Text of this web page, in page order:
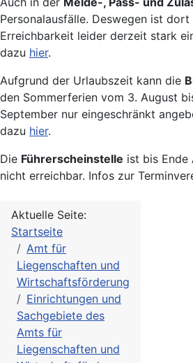
Personalausfälle. Deswegen ist
Erreichbarkeit leider derzeit stark
dazu hier.
Aufgrund der Urlaubszeit kann die
den Sommerferien vom 3. August
September nur eingeschränkt
dazu hier.
Die Führerscheinstelle ist bis Ende
nicht erreichbar. Infos zur
Aktuelle Seite:
Startseite
Amt für
Liegenschaften und
Wirtschaftsförderung
Einrichtungen und
Sachgebiete des
Amts für
Liegenschaften und